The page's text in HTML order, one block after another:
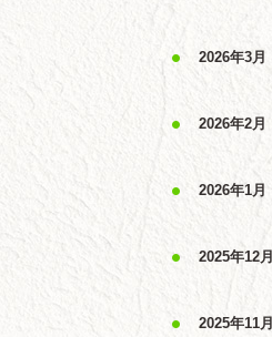
2026年3月
2026年2月
2026年1月
2025年12月
2025年11月